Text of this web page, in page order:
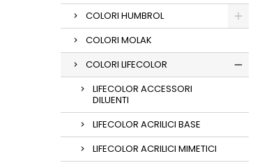
COLORI HUMBROL
COLORI MOLAK
COLORI LIFECOLOR
LIFECOLOR ACCESSORI
DILUENTI
LIFECOLOR ACRILICI BASE
LIFECOLOR ACRILICI MIMETICI